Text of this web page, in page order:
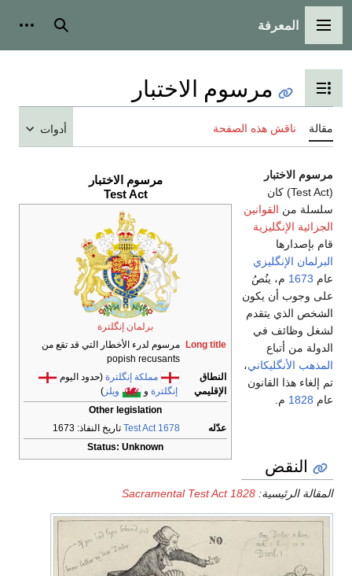
القائمة الرئيسية
المعرفة بحث
تبديل عرض جدول المحتويات
مرسوم الاختبار
مقالة ناقش هذه الصفحة أدوات
مرسوم الاختبار
Test Act
برلمان إنگلترة
Long title
مرسوم لدرء الأخطار التي قد تقع من
popish recusants
النطاق
الإقليمي
مملكة إنگلترة (حدود اليوم
إنگلترة و ويلز )
Other legislation
عدّله
Test Act 1678 تاريخ النفاذ: 1673
Status: Unknown
مرسوم الاختبار
(Test Act) كان
سلسلة من القوانين
الجزائية الإنگليزية
قام بإصدارها
البرلمان الإنگليزي
عام 1673 م، ينُصُ
على وجوب أن يكون
الشخص الذي يتقدم
لشغل وظائف في
الدولة من أتباع
المذهب الأنگليكاني،
تم إلغاء هذا القانون
عام 1828 م.
النقض
المقالة الرئيسية: Sacramental Test Act 1828